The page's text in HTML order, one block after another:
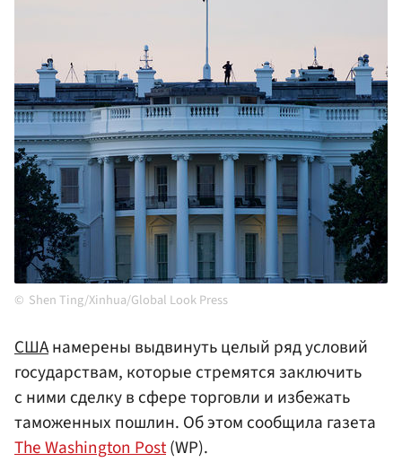
Shen Ting/Xinhua/Global Look Press
СШАнамерены выдвинуть целый ряд условий
государствам, которые стремятся заключить
с ними сделку в сфере торговли и избежать
таможенных пошлин. Об этом сообщила газета
The Washington Post(WP).